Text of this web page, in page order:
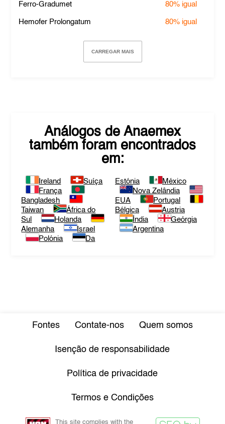
Ferro-Gradumet 80% igual
Hemofer Prolongatum 80% igual
CARREGAR MAIS
Análogos de Anaemex
também foram encontrados
em:
Ireland
Suíça
França
Bangladesh
Taiwan
África do
Sul
Holanda
Alemanha
Israel
Polónia
Da
Estónia
México
Nova Zelândia
EUA
Portugal
Bélgica
Austria
Índia
Geórgia
Argentina
Fontes Contate-nos Quem somos
Isenção de responsabilidade
Política de privacidade
Termos e Condições
This site complies with the